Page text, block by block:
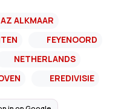
AZ ALKMAAR
FEYENOORD
NETHERLANDS
EREDIVISIE